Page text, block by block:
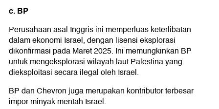
c. BP
Perusahaan asal Inggris ini memperluas keterlibatan
dalam ekonomi Israel, dengan lisensi eksplorasi
dikonfirmasi pada Maret 2025. Ini memungkinkan BP
untuk mengeksplorasi wilayah laut Palestina yang
dieksploitasi secara ilegal oleh Israel.
BP dan Chevron juga merupakan kontributor terbesar
impor minyak mentah Israel.